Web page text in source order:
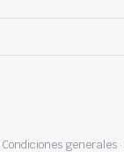
Condiciones generales·